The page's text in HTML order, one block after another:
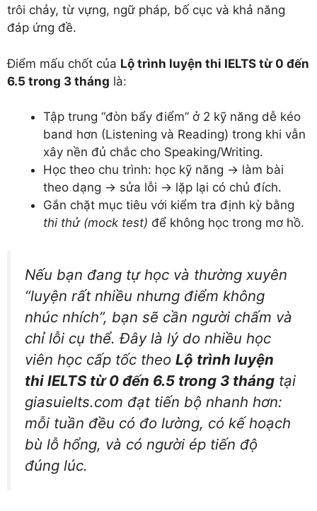
trôi chảy, từ vựng, ngữ pháp, bố cục và khả năng
đáp ứng đề.
Điểm mấu chốt của Lộ trình luyện thi IELTS từ 0 đến
6.5 trong 3 tháng là:
Tập trung “đòn bẩy điểm” ở 2 kỹ năng dễ kéo
band hơn (Listening và Reading) trong khi vẫn
xây nền đủ chắc cho Speaking/Writing.
Học theo chu trình: học kỹ năng → làm bài
theo dạng → sửa lỗi → lặp lại có chủ đích.
Gắn chặt mục tiêu với kiểm tra định kỳ bằng
thi thử (mock test) để không học trong mơ hồ.
Nếu bạn đang tự học và thường xuyên
“luyện rất nhiều nhưng điểm không
nhúc nhích”, bạn sẽ cần người chấm và
chỉ lỗi cụ thể. Đây là lý do nhiều học
viên học cấp tốc theo Lộ trình luyện
thi IELTS từ 0 đến 6.5 trong 3 tháng tại
giasuielts.com đạt tiến bộ nhanh hơn:
mỗi tuần đều có đo lường, có kế hoạch
bù lỗ hổng, và có người ép tiến độ
đúng lúc.